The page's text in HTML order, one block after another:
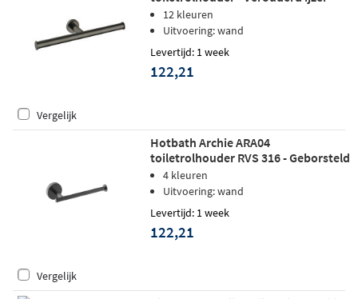
12 kleuren
Uitvoering: wand
Levertijd: 1 week
122,21
Vergelijk
Hotbath Archie ARA04
toiletrolhouder RVS 316 - Geborsteld
Gunmetal PVD
4 kleuren
Uitvoering: wand
Levertijd: 1 week
122,21
Vergelijk